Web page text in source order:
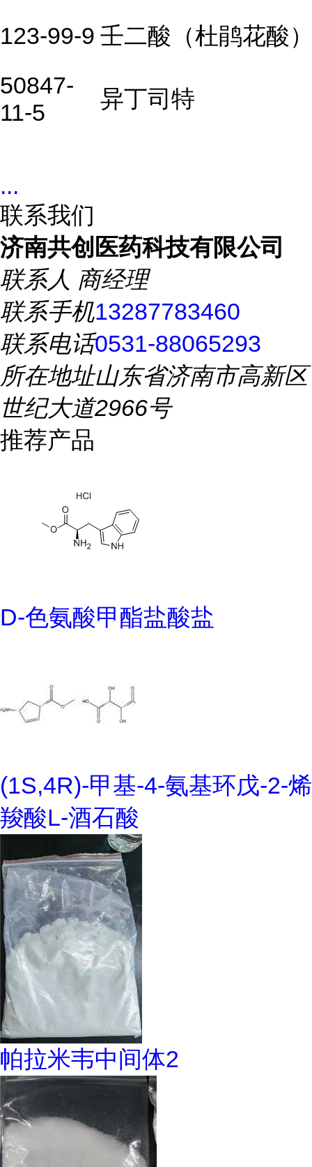
123-99-9 壬二酸（杜鹃花酸
50847-
11-5
异丁司特
...
联系我们
济南共创医药科技有限公司
联系人 商经理
联系手机13287783460
联系电话0531-88065293
所在地址山东省济南市高新区
世纪大道2966号
推荐产品
D-色氨酸甲酯盐酸盐
(1S,4R)-甲基-4-氨基环戊-2-烯
羧酸L-酒石酸
帕拉米韦中间体2